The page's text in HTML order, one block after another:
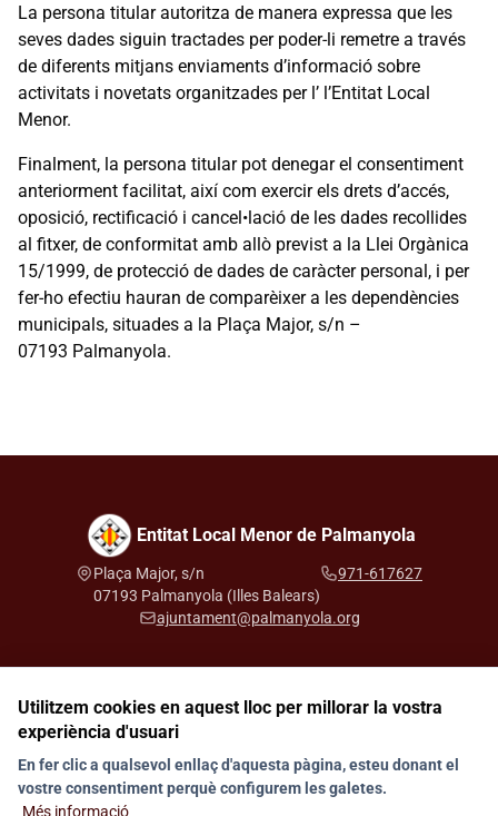
La persona titular autoritza de manera expressa que les
seves dades siguin tractades per poder-li remetre a través
de diferents mitjans enviaments d’informació sobre
activitats i novetats organitzades per l’ l’Entitat Local
Menor.
Finalment, la persona titular pot denegar el consentiment
anteriorment facilitat, així com exercir els drets d’accés,
oposició, rectificació i cancel•lació de les dades recollides
al fitxer, de conformitat amb allò previst a la Llei Orgànica
15/1999, de protecció de dades de caràcter personal, i per
fer-ho efectiu hauran de comparèixer a les dependències
municipals, situades a la Plaça Major, s/n –
07193 Palmanyola.
Entitat Local Menor de Palmanyola
Plaça Major, s/n
07193 Palmanyola (Illes Balears)
971-617627
ajuntament@palmanyola.org
Segueix-nos a les xarxes socials
Protecció de dades Canal de denúncies
Utilitzem cookies en aquest lloc per millorar la vostra
experiència d'usuari
En fer clic a qualsevol enllaç d'aquesta pàgina, esteu donant el
vostre consentiment perquè configurem les galetes.
Més informació